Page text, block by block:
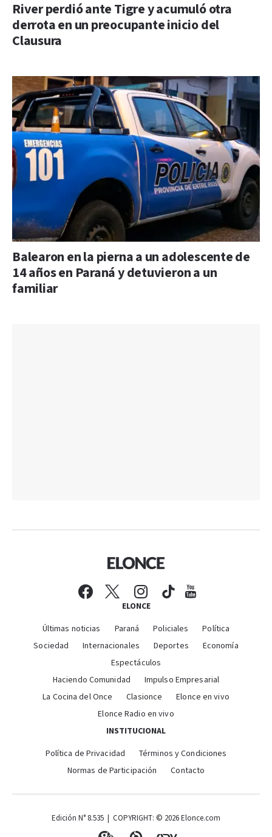
River perdió ante Tigre y acumuló otra
derrota en un preocupante inicio del
Clausura
Balearon en la pierna a un adolescente de
14 años en Paraná y detuvieron a un
familiar
ELONCE
Últimas noticias Paraná Policiales
Política
Sociedad
Internacionales Deportes
Economía
Espectáculos
Haciendo Comunidad
Impulso Empresarial
La Cocina del Once
Clasionce
Elonce en vivo
Elonce Radio en vivo
INSTITUCIONAL
Política de Privacidad
Términos y Condiciones
Normas de Participación
Contacto
Edición N° 8.535 | COPYRIGHT: © 2026 Elonce.com